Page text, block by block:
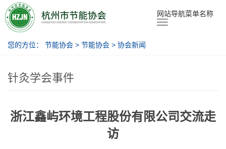
节能协会 网站导航菜单名称
您的方位： 节能协会 > 节能协会 > 协会新闻
针灸学会事件
浙江鑫屿环境工程股份有限公司交流走
访